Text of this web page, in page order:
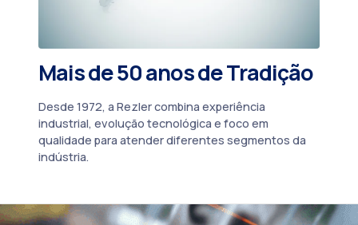
Mais de 50 anos de Tradição
Desde 1972, a Rezler combina experiência
industrial, evolução tecnológica e foco em
qualidade para atender diferentes segmentos da
indústria.